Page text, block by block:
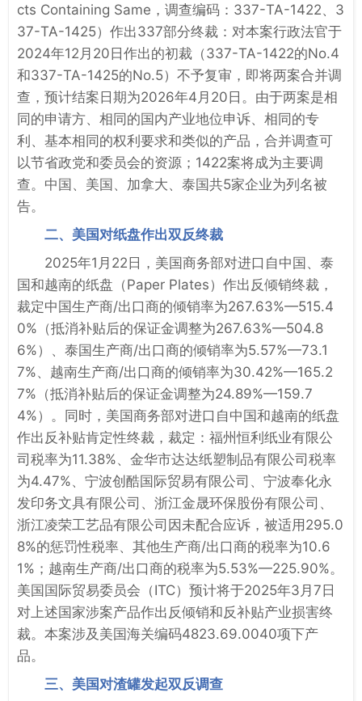
cts Containing Same，调查编码：337-TA-1422、3
37-TA-1425）作出337部分终裁：对本案行政法官于
2024年12月20日作出的初裁（337-TA-1422的No.4
和337-TA-1425的No.5）不予复审，即将两案合并调
查，预计结案日期为2026年4月20日。由于两案是相
同的申请方、相同的国内产业地位申诉、相同的专
利、基本相同的权利要求和类似的产品，合并调查可
以节省政党和委员会的资源；1422案将成为主要调
查。中国、美国、加拿大、泰国共5家企业为列名被
告。
二、美国对纸盘作出双反终裁
2025年1月22日，美国商务部对进口自中国、泰
国和越南的纸盘（Paper Plates）作出反倾销终裁，
裁定中国生产商/出口商的倾销率为267.63%—515.4
0%（抵消补贴后的保证金调整为267.63%—504.8
6%）、泰国生产商/出口商的倾销率为5.57%—73.1
7%、越南生产商/出口商的倾销率为30.42%—165.2
7%（抵消补贴后的保证金调整为24.89%—159.7
4%）。同时，美国商务部对进口自中国和越南的纸盘
作出反补贴肯定性终裁，裁定：福州恒利纸业有限公
司税率为11.38%、金华市达达纸塑制品有限公司税率
为4.47%、宁波创酷国际贸易有限公司、宁波奉化永
发印务文具有限公司、浙江金晟环保股份有限公司、
浙江凌荣工艺品有限公司因未配合应诉，被适用295.0
8%的惩罚性税率、其他生产商/出口商的税率为10.6
1%；越南生产商/出口商的税率为5.53%—225.90%。
美国国际贸易委员会（ITC）预计将于2025年3月7日
对上述国家涉案产品作出反倾销和反补贴产业损害终
裁。本案涉及美国海关编码4823.69.0040项下产
品。
三、美国对渣罐发起双反调查